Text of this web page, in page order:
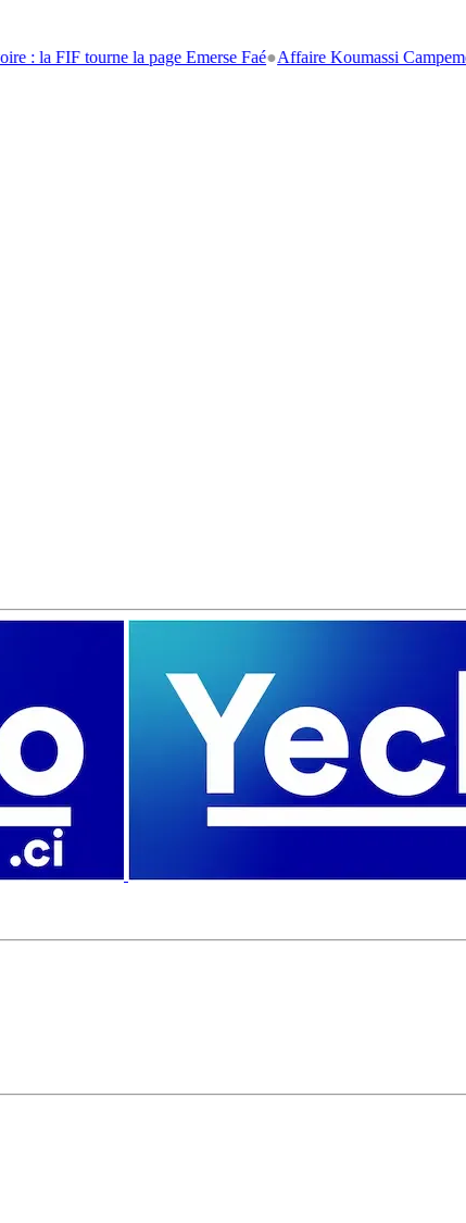
la page Emerse Faé●Affaire Koumassi Campement :